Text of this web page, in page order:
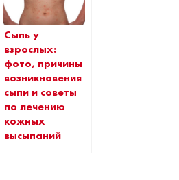
Сыпь у
взрослых:
фото, причины
возникновения
сыпи и советы
по лечению
кожных
высыпаний